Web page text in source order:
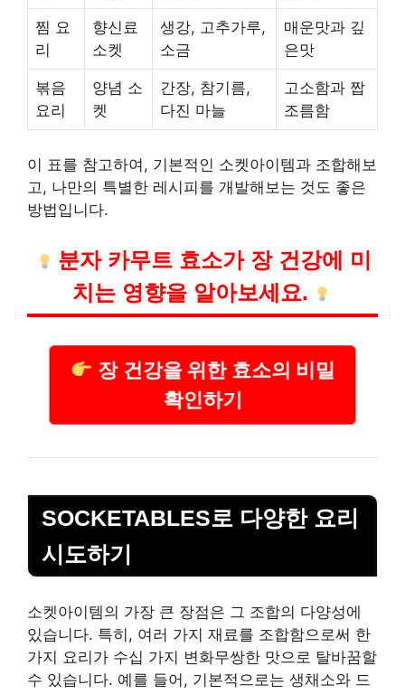
찜 요
리
향신료
소켓
생강, 고추가루,
소금
매운맛과 깊
은맛
볶음
요리
양념 소
켓
간장, 참기름,
다진 마늘
고소함과 짭
조름함
이 표를 참고하여, 기본적인 소켓아이템과 조합해보
고, 나만의 특별한 레시피를 개발해보는 것도 좋은
방법입니다.
분자 카무트 효소가 장 건강에 미
치는 영향을 알아보세요.
장 건강을 위한 효소의 비밀
확인하기
SOCKETABLES로 다양한 요리
시도하기
소켓아이템의 가장 큰 장점은 그 조합의 다양성에
있습니다. 특히, 여러 가지 재료를 조합함으로써 한
가지 요리가 수십 가지 변화무쌍한 맛으로 탈바꿈할
수 있습니다. 예를 들어, 기본적으로는 생채소와 드